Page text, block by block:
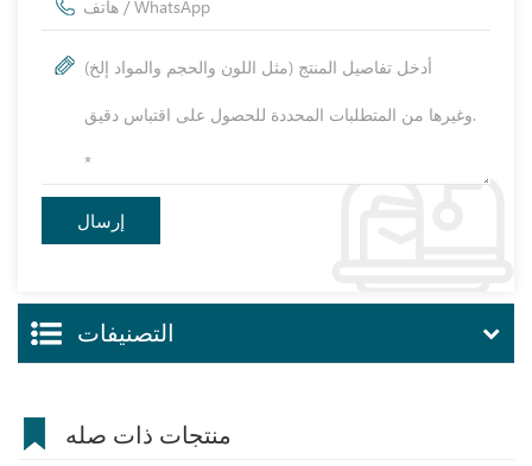
التصنيفات
منتجات ذات صله